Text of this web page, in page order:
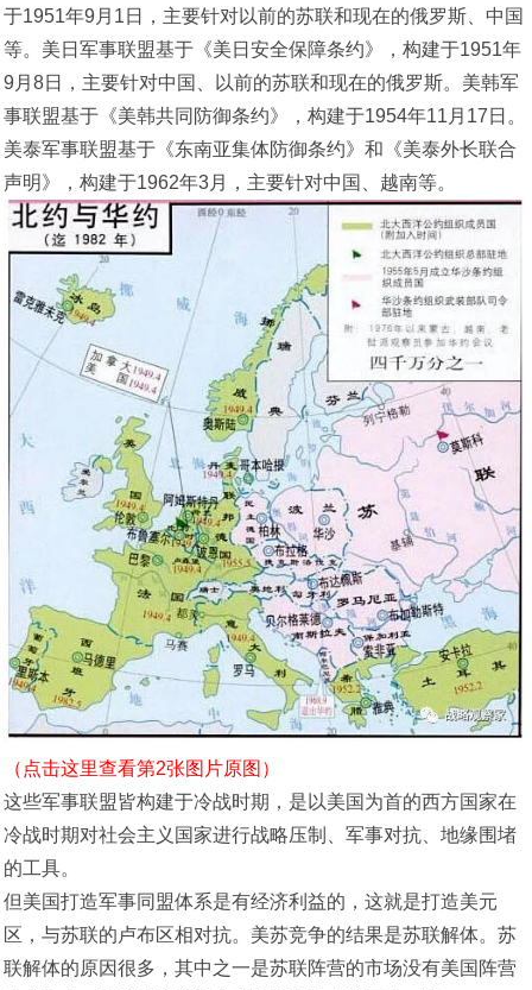
于1951年9月1日，主要针对以前的苏联和现在的俄罗斯、中国
等。美日军事联盟基于《美日安全保障条约》，构建于1951年
9月8日，主要针对中国、以前的苏联和现在的俄罗斯。美韩军
事联盟基于《美韩共同防御条约》，构建于1954年11月17日。
美泰军事联盟基于《东南亚集体防御条约》和《美泰外长联合
声明》，构建于1962年3月，主要针对中国、越南等。
（点击这里查看第2张图片原图）
这些军事联盟皆构建于冷战时期，是以美国为首的西方国家在
冷战时期对社会主义国家进行战略压制、军事对抗、地缘围堵
的工具。
但美国打造军事同盟体系是有经济利益的，这就是打造美元
区，与苏联的卢布区相对抗。美苏竞争的结果是苏联解体。苏
联解体的原因很多，其中之一是苏联阵营的市场没有美国阵营